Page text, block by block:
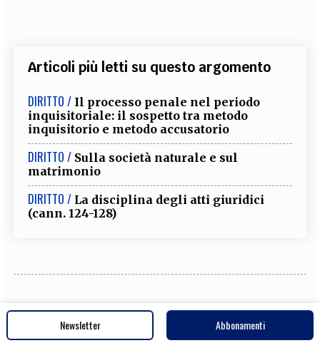
Articoli più letti su questo argomento
DIRITTO / Il processo penale nel periodo
inquisitoriale: il sospetto tra metodo
inquisitorio e metodo accusatorio
DIRITTO / Sulla società naturale e sul
matrimonio
DIRITTO / La disciplina degli atti giuridici
(cann. 124-128)
Vitruvio tra arte sacra e diritto
Newsletter Abbonamenti